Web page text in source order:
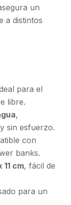
un
a distintos
para el
libre.
,
sin esfuerzo.
con
banks.
11 cm, fácil de
para un